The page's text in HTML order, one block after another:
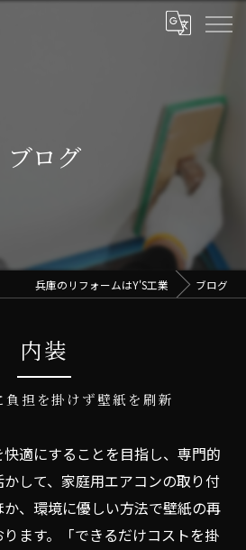
ブログ
兵庫のリフォームはY'S工業 ブログ
内装
担を掛けず壁紙を刷新
適にすることを目指し、専門的
して、家庭用エアコンの取り付
、環境に優しい方法で壁紙の再
ます。「できるだけコストを掛